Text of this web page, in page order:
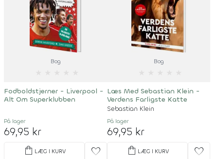
Bog
Fodboldstjerner - Liverpool -
Alt Om Superklubben
På lager
69,95 kr
shopping_bag LÆG I KURV favorite
Bog
Læs Med Sebastian Klein -
Verdens Farligste Katte
Sebastian Klein
På lager
69,95 kr
shopping_bag LÆG I KURV favorite